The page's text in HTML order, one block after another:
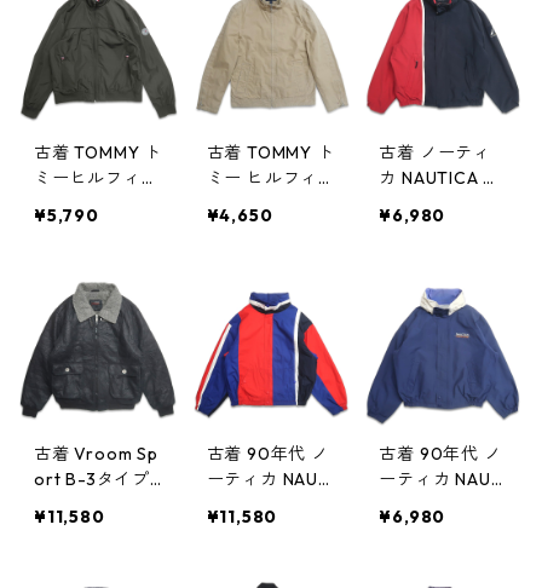
記：XL gd40
8854n w6032
gd408831n w6
0318
gd408819n
w60317
古着 TOMMY ト
ミーヒルフィガ
ル ジップアッ
グリーン系 表
記：XL gd40
8818n w60317
¥5,790
古着 TOMMY ト
ミー ヒルフィ
ップジャケット
ュ 表記：L gd
408698n w60
305
¥4,650
古着 ノーティ
カ NAUTICA セ
ット ネイビー
w60218
¥6,980
古着 Vroom Sp
ort B-3タイプ
ードレザー 裏
¥11,580
古着 90年代 ノ
ーティカ NAUTI
ジャケット マ
記：XL gd40
¥11,580
古着 90年代 ノ
ーティカ NAUTI
ON セーリング
¥6,980